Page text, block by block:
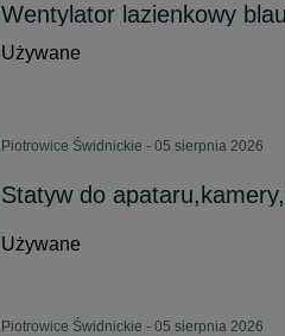
Wentylator lazienkowy
Używane
Piotrowice Świdnickie - 05 sierpnia 2026
Statyw do
Używane
Piotrowice Świdnickie - 05 sierpnia 2026